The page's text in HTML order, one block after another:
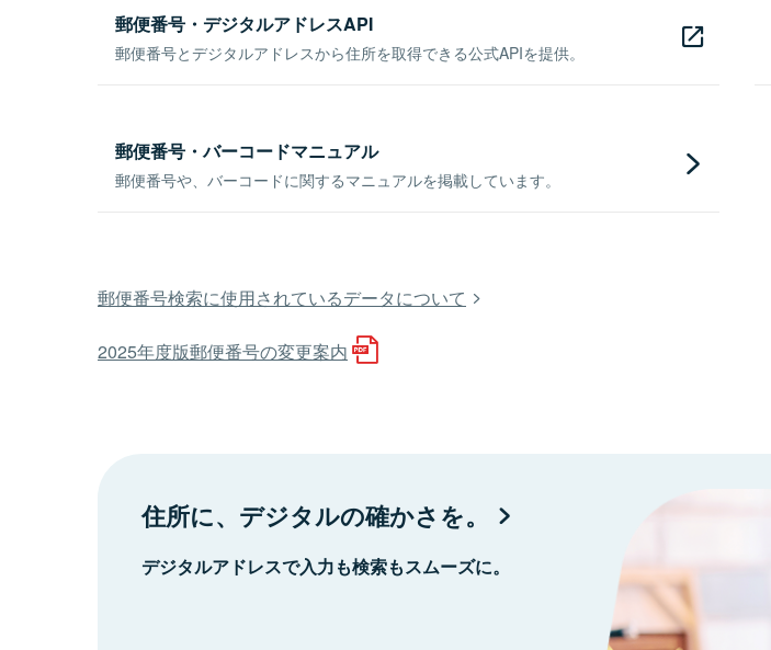
郵便番号・デジタルアドレスAPI
郵便番号とデジタルアドレスから住所を取得できる公式APIを提供。
郵便番号・バーコードマニュアル
郵便番号や、バーコードに関するマニュアルを掲載しています。
郵便番号検索に使用されているデータについて
2025年度版郵便番号の変更案内
住所に、デジタルの確かさを。
デジタルアドレスで入力も検索もスムーズに。